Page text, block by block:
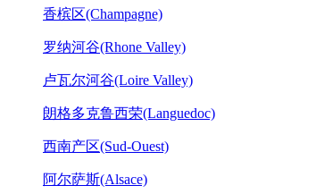
香槟区(Champagne)
罗纳河谷(Rhone Valley)
卢瓦尔河谷(Loire Valley)
朗格多克鲁西荣(Languedoc)
西南产区(Sud-Ouest)
阿尔萨斯(Alsace)